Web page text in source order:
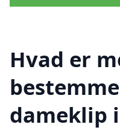
Hvad er
dameklip